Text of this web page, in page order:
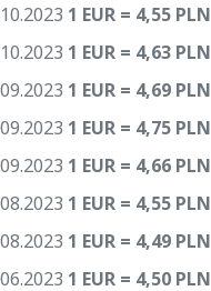
1 EUR = 4,55 PLN
1 EUR = 4,63 PLN
1 EUR = 4,69 PLN
1 EUR = 4,75 PLN
1 EUR = 4,66 PLN
1 EUR = 4,55 PLN
1 EUR = 4,49 PLN
1 EUR = 4,50 PLN